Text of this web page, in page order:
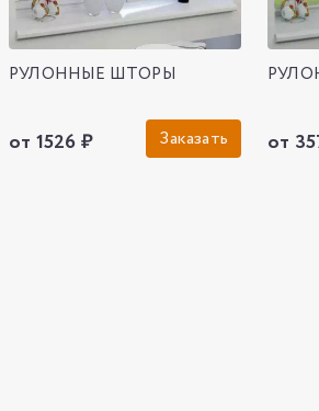
РУЛОННЫЕ ШТОРЫ
от 1526 ₽ Заказать от